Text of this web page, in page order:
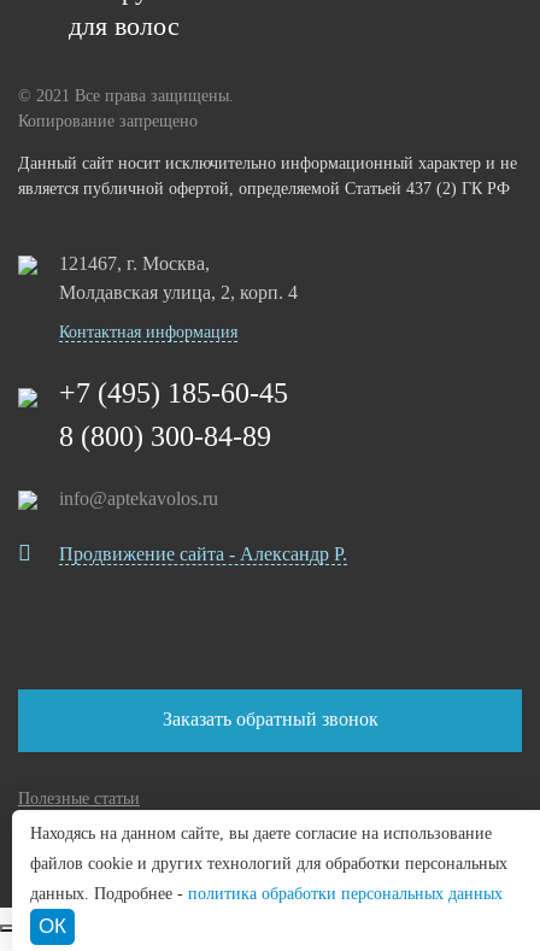
для волос
© 2021 Все права защищены.
Копирование запрещено
Данный сайт носит исключительно информационный характер и не
является публичной офертой, определяемой Статьей 437 (2) ГК РФ
121467, г. Москва,
Молдавская улица, 2, корп. 4
Контактная информация
+7 (495) 185-60-45
8 (800) 300-84-89
info@aptekavolos.ru
Продвижение сайта - Александр Р.
Заказать обратный звонок
Полезные статьи
Политика конфиденциальности
Пользовательское соглашение
Находясь на данном сайте, вы даете согласие на использование
файлов cookie и других технологий для обработки персональных
данных. Подробнее - политика обработки персональных данных
ОК